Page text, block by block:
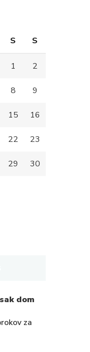
S S
1 2
8 9
15 16
22 23
29 30
dom
za